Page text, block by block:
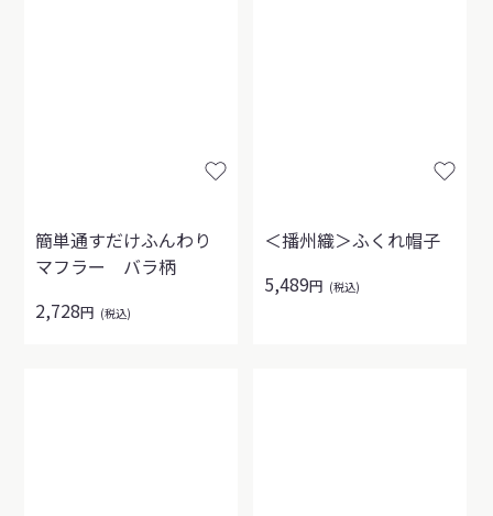
簡単通すだけふんわり
マフラー バラ柄
2,728円 (税込)
＜播州織＞ふくれ帽子
5,489円 (税込)